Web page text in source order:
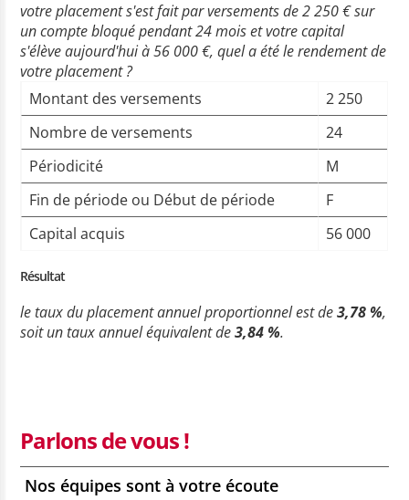
votre placement s'est fait par versements de 2 250 € sur
un compte bloqué pendant 24 mois et votre capital
s'élève aujourd'hui à 56 000 €, quel a été le rendement de
votre placement ?
Montant des versements
2 250
Nombre de versements
24
Périodicité
M
Fin de période ou Début de période
F
Capital acquis
56 000
Résultat
le taux du placement annuel proportionnel est de3,78 %,
soit un taux annuel équivalent de3,84 %.
Parlons de vous !
Nos équipes sont à votre écoute